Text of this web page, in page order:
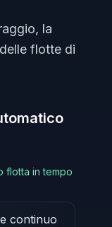
la
flotte di
flotta in tempo
continuo